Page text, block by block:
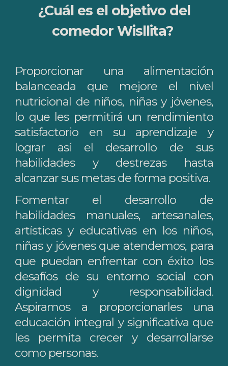
¿Cuál es el objetivo del
comedor Wisllita?
Proporcionar una alimentación
balanceada que mejore el nivel
nutricional de niños, niñas y jóvenes,
lo que les permitirá un rendimiento
satisfactorio en su aprendizaje y
lograr así el desarrollo de sus
habilidades y destrezas hasta
alcanzar sus metas de forma positiva.
Fomentar el desarrollo de
habilidades manuales, artesanales,
artísticas y educativas en los niños,
niñas y jóvenes que atendemos, para
que puedan enfrentar con éxito los
desafíos de su entorno social con
dignidad y responsabilidad.
Aspiramos a proporcionarles una
educación integral y significativa que
les permita crecer y desarrollarse
como personas.